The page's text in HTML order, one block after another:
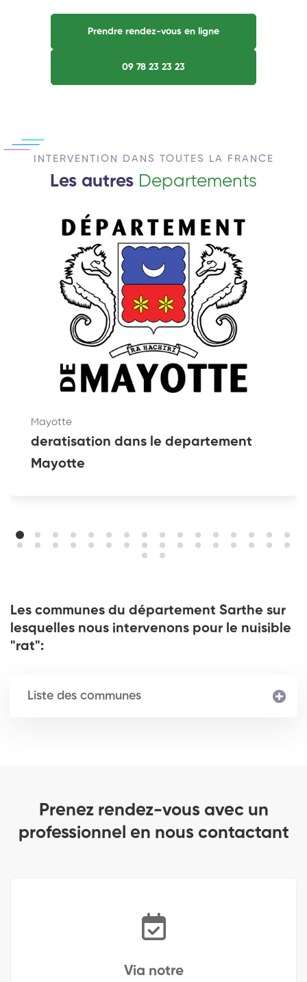
Prendre rendez-vous en ligne
09 78 23 23 23
INTERVENTION DANS TOUTES LA FRANCE
Les autres Departements
Mayotte
deratisation dans le departement
Mayotte
Les communes du département Sarthe sur
lesquelles nous intervenons pour le nuisible
"rat":
Liste des communes
Prenez rendez-vous avec un
professionnel en nous contactant
Via notre